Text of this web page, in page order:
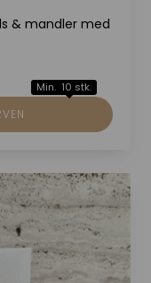
& mandler med
Min. 10 stk.